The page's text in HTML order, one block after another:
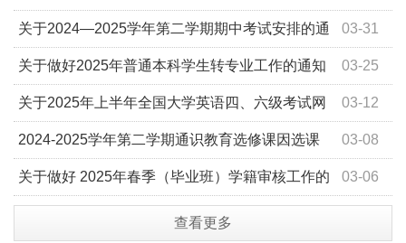
03-31
关于2024—2025学年第二学期期中考试安排的通
知 03-25
关于做好2025年普通本科学生转专业工作的通知
03-12
关于2025年上半年全国大学英语四、六级考试网
上报名的通知 03-08
2024-2025学年第二学期通识教育选修课因选课
人数不足取消开课的课程明细表 03-06
关于做好 2025年春季（毕业班）学籍审核工作的
查看更多